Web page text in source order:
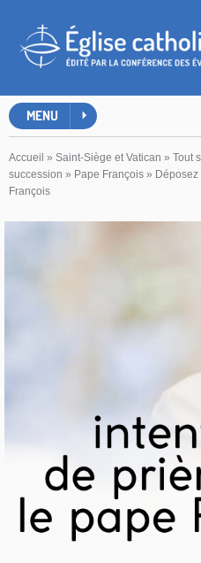
MENU
Accueil » Saint-Siège et Vatican » Tout
succession » Pape François »
François